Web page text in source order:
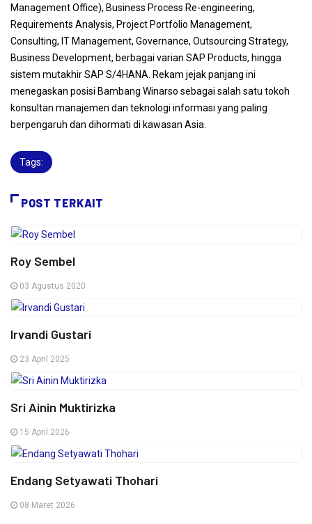
Management Office), Business Process Re-engineering,
Requirements Analysis, Project Portfolio Management,
Consulting, IT Management, Governance, Outsourcing Strategy,
Business Development, berbagai varian SAP Products, hingga
sistem mutakhir SAP S/4HANA. Rekam jejak panjang ini
menegaskan posisi Bambang Winarso sebagai salah satu tokoh
konsultan manajemen dan teknologi informasi yang paling
berpengaruh dan dihormati di kawasan Asia.
Tags:
POST TERKAIT
Roy Sembel
03 Agustus 2020
Irvandi Gustari
23 April 2025
Sri Ainin Muktirizka
15 April 2026
Endang Setyawati Thohari
08 Maret 2026